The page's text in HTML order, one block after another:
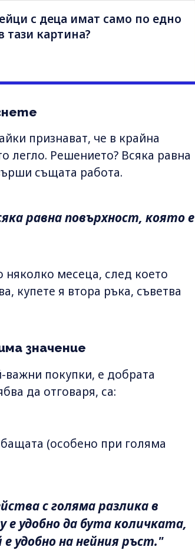
с деца имат само по едно
тази картина?
признават, че в крайна
легло. Решението? Всяка равна
същата работа.
равна повърхност, която е
няколко месеца, след което
купете я втора ръка, съветва
значение
покупки, е добрата
да отговаря, са:
(особено при голяма
с голяма разлика в
удобно да бута количката,
удобно на нейния ръст."